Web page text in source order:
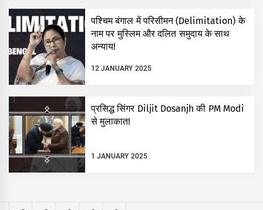
पश्चिम बंगाल में परिसीमन (Delimitation) के
नाम पर मुस्लिम और दलित समुदाय के साथ
अन्याय!
12 JANUARY 2025
प्रसिद्ध सिंगर Diljit Dosanjh की PM Modi
से मुलाकात!
1 JANUARY 2025